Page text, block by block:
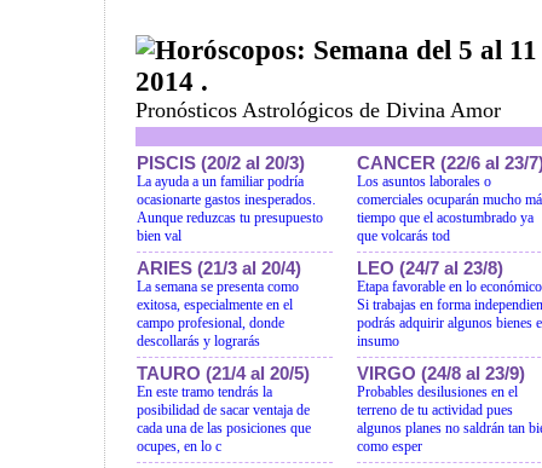
Horóscopos: Semana del 5 al
2014 .
Pronósticos Astrológicos de Divina Amor
PISCIS (20/2 al 20/3)
La ayuda a un familiar podría
ocasionarte gastos inesperados.
Aunque reduzcas tu presupuesto
bien val
ARIES (21/3 al 20/4)
La semana se presenta como
exitosa, especialmente en el
campo profesional, donde
descollarás y lograrás
TAURO (21/4 al 20/5)
En este tramo tendrás la
posibilidad de sacar ventaja de
cada una de las posiciones que
ocupes, en lo c
CANCER (22/6 al 23/
Los asuntos laborales o
comerciales ocuparán mucho
tiempo que el acostumbrado ya
que volcarás tod
LEO (24/7 al 23/8)
Etapa favorable en lo
Si trabajas en forma
podrás adquirir algunos bienes e
insumo
VIRGO (24/8 al 23/9)
Probables desilusiones en el
terreno de tu actividad pues
algunos planes no saldrán tan
como esper